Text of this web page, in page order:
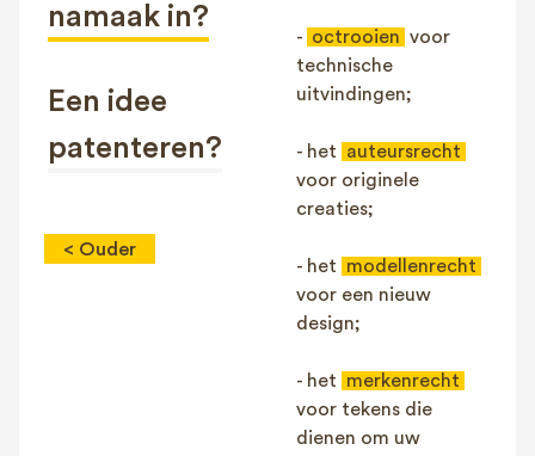
namaak in?
Een idee
patenteren?
< Ouder
- octrooien voor
technische
uitvindingen;
- het
auteursrecht
voor originele
creaties;
- het
modellenrecht
voor een nieuw
design;
- het
merkenrecht
voor tekens die
dienen om uw